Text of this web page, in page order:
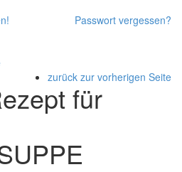
Passwort vergessen?
zurück zur vorherigen Seite
für